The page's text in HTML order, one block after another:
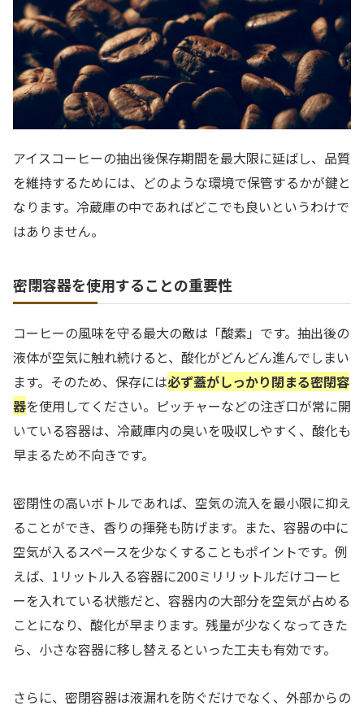
アイスコーヒーの抽出後保存期間を最大限に延ばし、品質
を維持するためには、どのような環境で保管するかが鍵と
なります。冷蔵庫の中であればどこでも良いというわけで
はありません。
密閉容器を使用することの重要性
コーヒーの風味を守る最大の敵は「酸素」です。抽出後の
液体が空気に触れ続けると、酸化がどんどん進んでしまい
ます。そのため、保存には必ず蓋がしっかり閉まる密閉容
器を使用してください。ピッチャーなどの注ぎ口が常に開
いている容器は、冷蔵庫内の臭いを吸収しやすく、酸化も
早まるため不向きです。
密閉性の高いボトルであれば、空気の流入を最小限に抑え
ることができ、香りの揮発も防げます。また、容器の中に
空気が入るスペースを少なくすることもポイントです。例
えば、1リットル入る容器に200ミリリットルだけコーヒ
ーを入れている状態だと、容器内の大部分を空気が占める
ことになり、酸化が早まります。残量が少なくなってきた
ら、小さな容器に移し替えるといった工夫も有効です。
さらに、密閉容器は液漏れを防ぐだけでなく、外部からの